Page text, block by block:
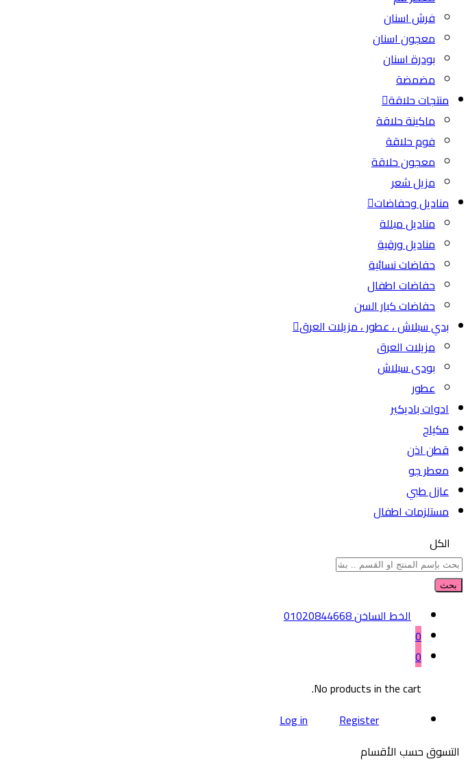
فرش اسنان
معجون اسنان
بودرة اسنان
مضمضة
منتجات حلاقة
ماكينة حلاقة
فوم حلاقة
معجون حلاقة
مزيل شعر
مناديل وحفاضات
مناديل مبللة
مناديل ورقية
حفاضات نسائية
حفاضات اطفال
حفاضات كبار السن
بدي سبلاش ، عطور ، مزيلات العرق
مزيلات العرق
بودى سبلاش
عطور
ادوات باديكير
مكياج
قطن اذن
معطر جو
عازل طبي
مستلزمات اطفال
الكل
بحث
الخط الساخن01020844668
0
0
No products in the cart.
Log in
Register
التسوق حسب الأقسام